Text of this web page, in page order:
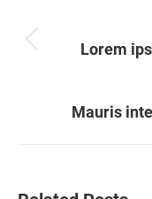
navigation
Lorem
Mauris